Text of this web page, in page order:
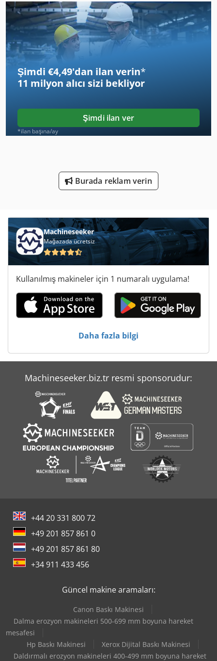
Hps
Hsc 20 Linear
Huddig 960
International 433
Iz Grubu
Izlenen Araç
Ka 77
Su Jeti Sistemi
Susemihl Gmbh Maschinenfabrik
Un
Un Silo Sistemi
Uv Fırın
V E P Makine Gmbh
Şimdi €4,49'dan ilan verin*
11 milyon alıcı sizi bekliyor
Şimdi ilan ver
*ilan başına/ay
Burada reklam verin
Machineseeker
Mağazada ücretsiz
Kullanılmış makineler için 1 numaralı uygulama!
Daha fazla bilgi
Machineseeker.biz.tr resmi sponsorudur:
+44 20 331 800 72
+49 201 857 861 0
+49 201 857 861 80
+34 911 433 456
Güncel makine aramaları:
Canon Baskı Makinesi
Dalma erozyon makineleri 500-699 mm boyuna hareket
mesafesi
Hp Baskı Makinesi
Xerox Dijital Baskı Makinesi
Daldırmalı erozyon makineleri 400-499 mm boyuna hareket